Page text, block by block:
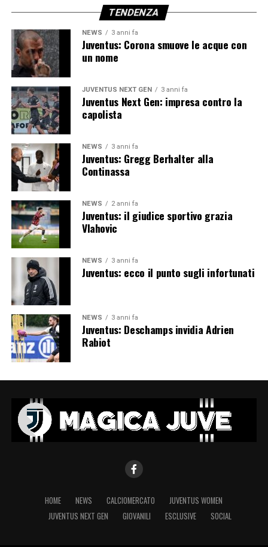
TENDENZA
NEWS 3 anni fa
Juventus: Corona smuove le acque con
un nome
JUVENTUS NEXT GEN 3 anni fa
Juventus Next Gen: impresa contro la
capolista
NEWS 3 anni fa
Juventus: Gregg Berhalter alla
Continassa
NEWS 2 anni fa
Juventus: il giudice sportivo grazia
Vlahovic
NEWS 3 anni fa
Juventus: ecco il punto sugli infortunati
NEWS 3 anni fa
Juventus: Deschamps invidia Adrien
Rabiot
HOME NEWS CALCIOMERCATO
JUVENTUS WOMEN
JUVENTUS NEXT GEN
GIOVANILI ESCLUSIVE SOCIAL